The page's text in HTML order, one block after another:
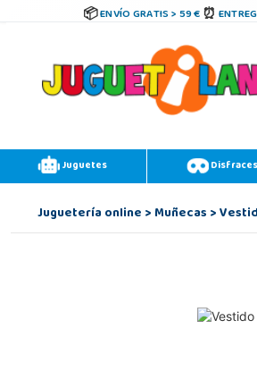
ENVÍO GRATIS > 59 €
Juguetes Disfraces
Juguetería online>Muñecas>